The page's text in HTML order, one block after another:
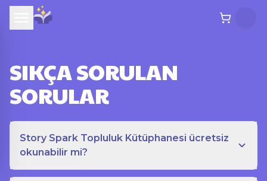
SIKÇA SORULAN
SORULAR
Story Spark Topluluk Kütüphanesi ücretsiz
okunabilir mi?